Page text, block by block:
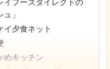
」
イ夕食ネット
めキッチン